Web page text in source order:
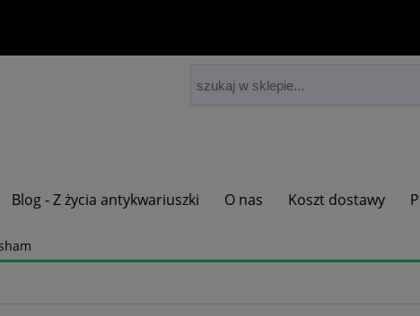
Blog - Z życia antykwariuszki O nas Koszt dostawy